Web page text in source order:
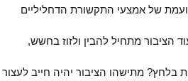
של אמצעי התקשורת הדחליליים
הציבור מתחיל להבין ולזוז בחשש,
מתישהו הציבור יהיה חייב לעצור